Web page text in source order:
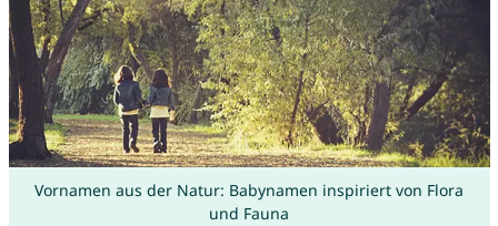
Vornamen aus der Natur: Babynamen inspiriert von Flora
und Fauna